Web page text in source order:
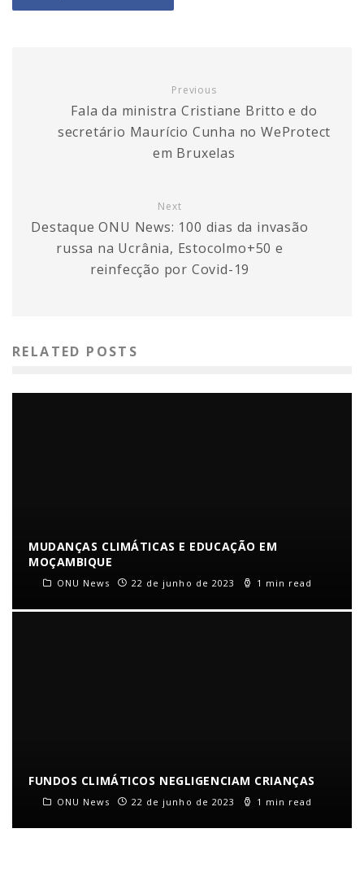
Previous
Fala da ministra Cristiane Britto e do
secretário Maurício Cunha no WeProtect
em Bruxelas
Next
Destaque ONU News: 100 dias da invasão
russa na Ucrânia, Estocolmo+50 e
reinfecção por Covid-19
RELATED POSTS
MUDANÇAS CLIMÁTICAS E EDUCAÇÃO EM
MOÇAMBIQUE
ONU News 22 de junho de 2023 1 min read
FUNDOS CLIMÁTICOS NEGLIGENCIAM CRIANÇAS
ONU News 22 de junho de 2023 1 min read